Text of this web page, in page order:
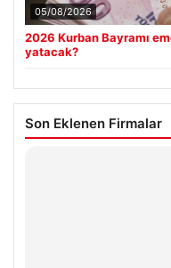
05/08/2026
2026 Kurban Bayramı
yatacak?
Son Eklenen Firmalar